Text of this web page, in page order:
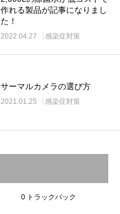
作れる製品が記事になりまし
た！
2022.04.27 感染症対策
サーマルカメラの選び方
2021.01.25 感染症対策
0 トラックバック